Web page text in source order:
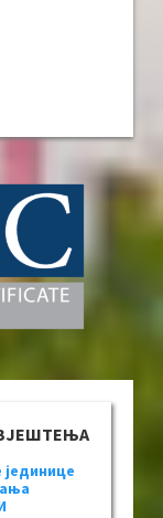
јединице